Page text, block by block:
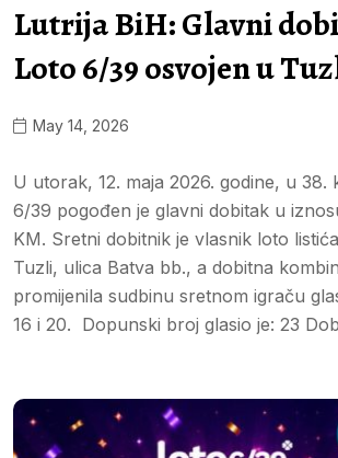
Lutrija BiH: Glavni
Loto 6/39 osvojen u
May 14, 2026
U utorak, 12. maja 2026. godine, u 38.
6/39 pogođen je glavni dobitak u
KM. Sretni dobitnik je vlasnik loto
Tuzli, ulica Batva bb., a dobitna
promijenila sudbinu sretnom igraču
16 i 20. Dopunski broj glasio je: 23